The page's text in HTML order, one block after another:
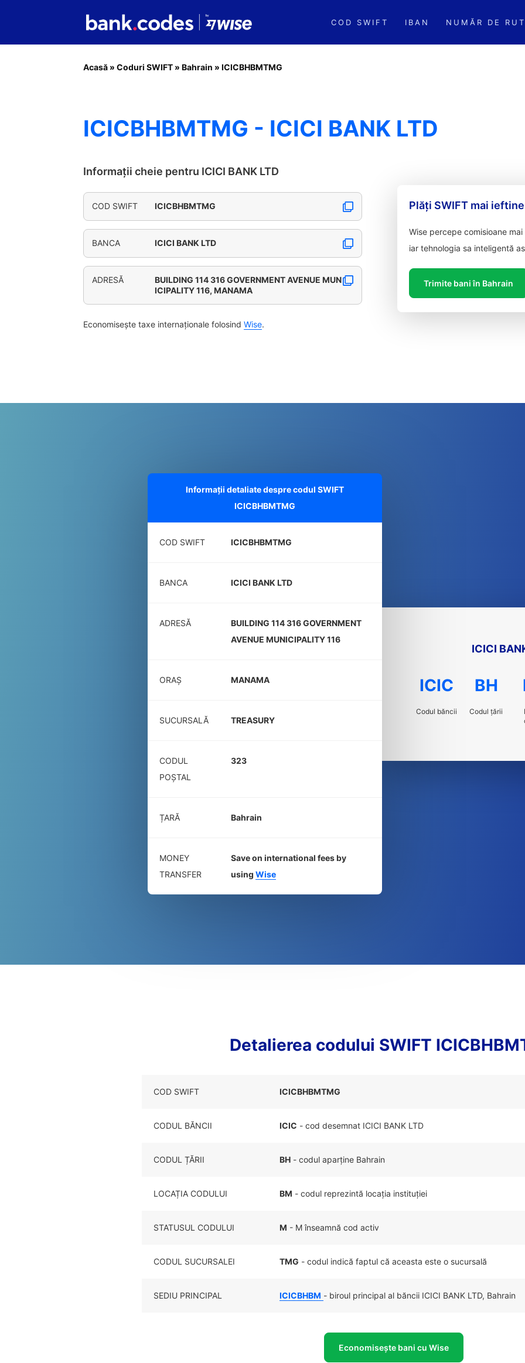
COD SWIFT IBAN NUMĂR DE
Acasă » Coduri SWIFT » Bahrain » ICICBHBMTMG
ICICBHBMTMG - ICICI BANK LTD
Informații cheie pentru ICICI BANK LTD
COD SWIFT ICICBHBMTMG
BANCA ICICI BANK LTD
ADRESĂ
BUILDING 114 316 GOVERNMENT AVENUE MUN
ICIPALITY 116, MANAMA
Economisește taxe internaționale folosind Wise.
Plăți SWIFT mai
Wise percepe comisioane
iar tehnologia sa inteligentă
Trimite bani în Bahrain
Informații detaliate despre codul SWIFT
ICICBHBMTMG
COD SWIFT ICICBHBMTMG
BANCA ICICI BANK LTD
ADRESĂ
BUILDING 114 316 GOVERNMENT
AVENUE MUNICIPALITY 116
ORAȘ MANAMA
SUCURSALĂ TREASURY
CODUL
POŞTAL
323
ȚARĂ Bahrain
MONEY
TRANSFER
Save on international fees by
using Wise
ICICI
ICIC
Codul băncii
BH
Codul țării
Detalierea codului SWIFT
COD SWIFT ICICBHBMTMG
CODUL BĂNCII ICIC - cod desemnat ICICI BANK LTD
CODUL ȚĂRII BH - codul aparține Bahrain
LOCAȚIA CODULUI BM - codul reprezintă locația instituției
STATUSUL CODULUI M - M înseamnă cod activ
CODUL SUCURSALEI TMG - codul indică faptul că aceasta este o sucursală
SEDIU PRINCIPAL ICICBHBM - biroul principal al băncii ICICI BANK LTD, Bahrain
Economisește bani cu Wise